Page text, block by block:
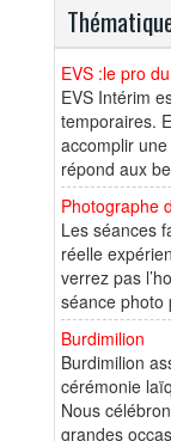
EVS :le pro
EVS Intérim
temporaires.
accomplir
répond aux
Photographe
Les séances
réelle
verrez pas
séance photo
Burdimilion
Burdimilion
cérémonie
Nous
grandes